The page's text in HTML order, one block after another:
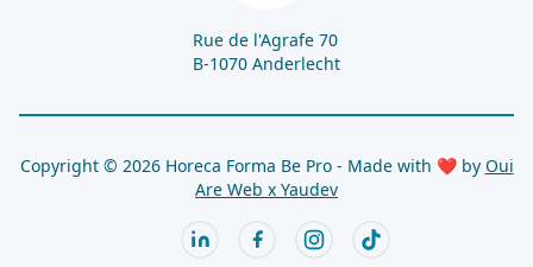
Rue de l'Agrafe 70
B-1070 Anderlecht
Copyright © 2026 Horeca Forma Be Pro - Made with ❤ by Oui
Are Web x Yaudev